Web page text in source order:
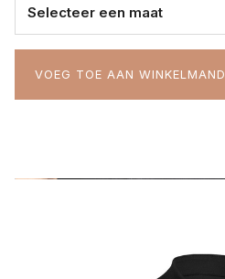
VOEG TOE AAN WINKELMAND